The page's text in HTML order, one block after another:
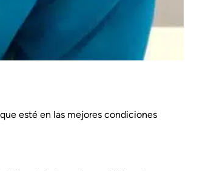
esté en las mejores condiciones